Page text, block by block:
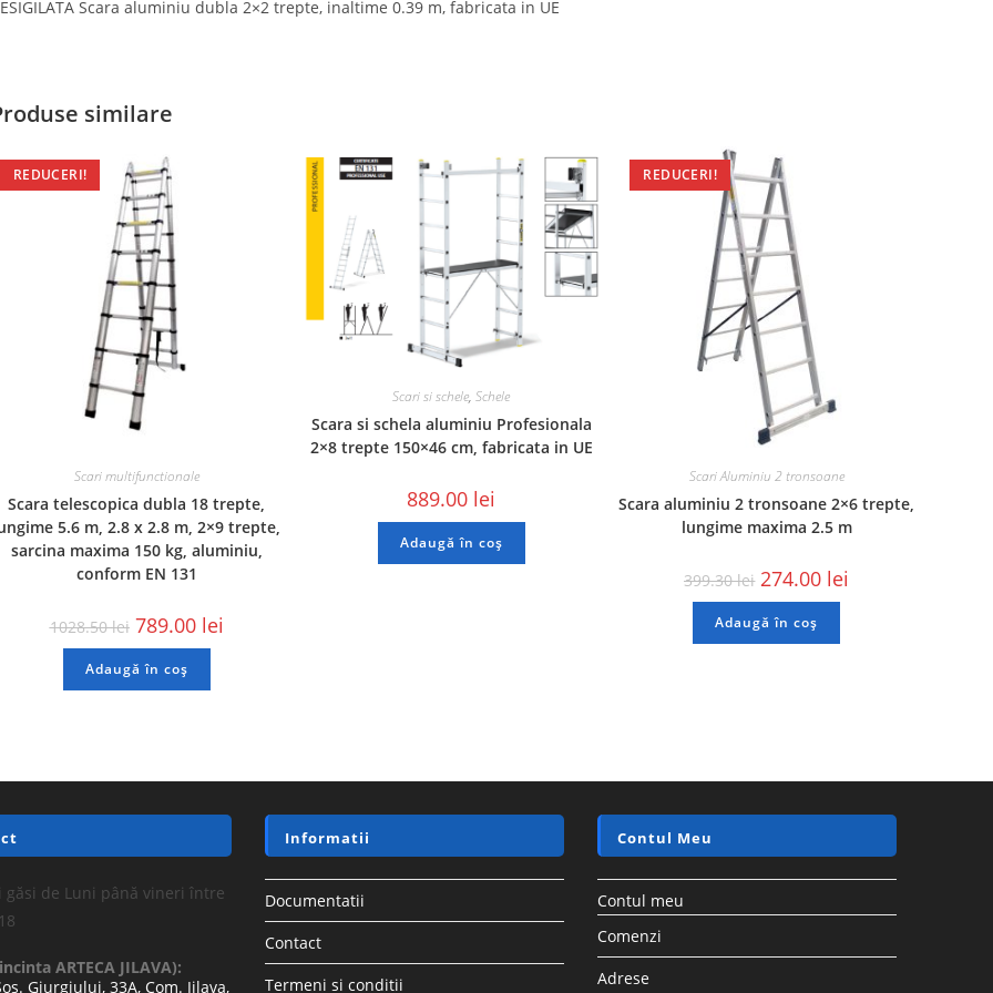
Scara aluminiu dubla 2×2 trepte, inaltime 0.39 m, fabricata in UE
similare
REDUCERI!
Scari multifunctionale
Scara telescopica dubla 18 trepte,
5.6 m, 2.8 x 2.8 m, 2×9 trepte,
sarcina maxima 150 kg, aluminiu,
conform EN 131
1028.50lei 789.00 lei
Adaugă în coș
Scari si schele,Schele
Scara si schela aluminiu Profesionala
2×8 trepte 150×46 cm, fabricata in UE
889.00 lei
Adaugă în coș
REDUCERI!
Scari Aluminiu 2 tronsoane
Scara aluminiu 2 tronsoane 2×6 trepte,
lungime maxima 2.5 m
399.30lei 274.00 lei
Adaugă în coș
găsi de Luni până vineri între
ARTECA JILAVA):
Giurgiului, 33A, Com. Jilava,
Informatii
Documentatii
Contact
Termeni si conditii
Contul Meu
Contul meu
Comenzi
Adrese